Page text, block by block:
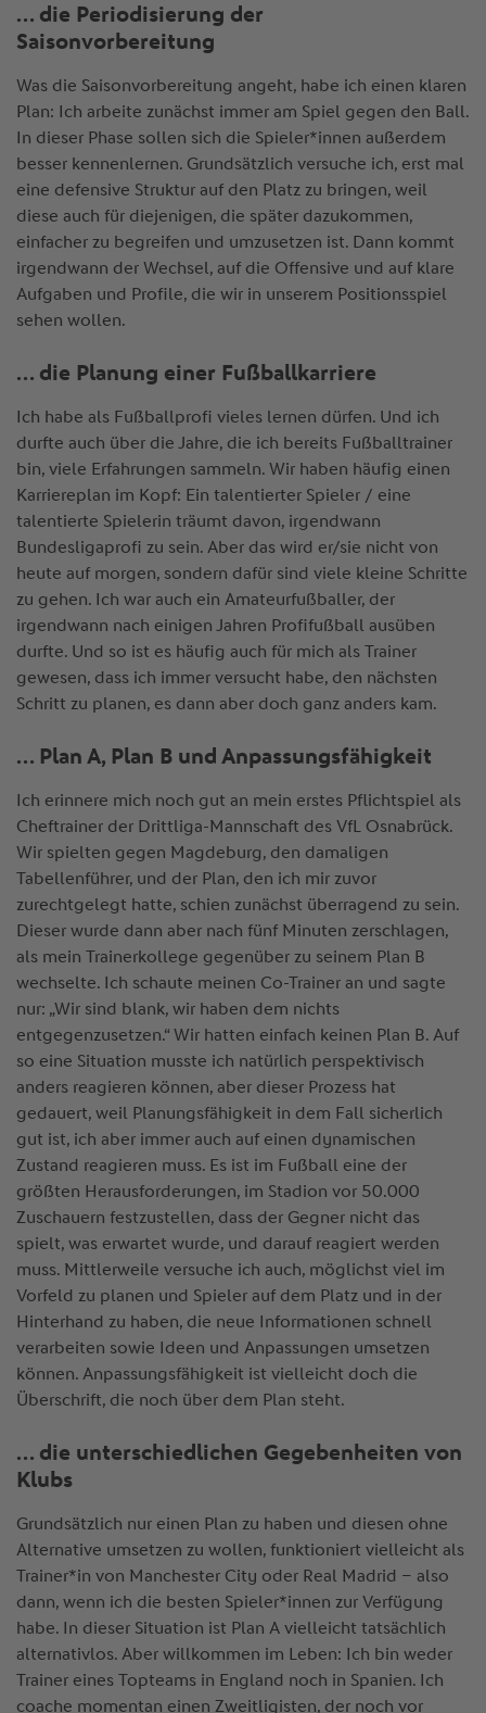
… die Periodisierung der
Saisonvorbereitung
Was die Saisonvorbereitung angeht, habe ich einen klaren
Plan: Ich arbeite zunächst immer am Spiel gegen den Ball.
In dieser Phase sollen sich die Spieler*innen außerdem
besser kennenlernen. Grundsätzlich versuche ich, erst mal
eine defensive Struktur auf den Platz zu bringen, weil
diese auch für diejenigen, die später dazukommen,
einfacher zu begreifen und umzusetzen ist. Dann kommt
irgendwann der Wechsel, auf die Offensive und auf klare
Aufgaben und Profile, die wir in unserem Positionsspiel
sehen wollen.
… die Planung einer Fußballkarriere
Ich habe als Fußballprofi vieles lernen dürfen. Und ich
durfte auch über die Jahre, die ich bereits Fußballtrainer
bin, viele Erfahrungen sammeln. Wir haben häufig einen
Karriereplan im Kopf: Ein talentierter Spieler / eine
talentierte Spielerin träumt davon, irgendwann
Bundesligaprofi zu sein. Aber das wird er/sie nicht von
heute auf morgen, sondern dafür sind viele kleine Schritte
zu gehen. Ich war auch ein Amateurfußballer, der
irgendwann nach einigen Jahren Profifußball ausüben
durfte. Und so ist es häufig auch für mich als Trainer
gewesen, dass ich immer versucht habe, den nächsten
Schritt zu planen, es dann aber doch ganz anders kam.
… Plan A, Plan B und Anpassungsfähigkeit
Ich erinnere mich noch gut an mein erstes Pflichtspiel als
Cheftrainer der Drittliga-Mannschaft des VfL Osnabrück.
Wir spielten gegen Magdeburg, den damaligen
Tabellenführer, und der Plan, den ich mir zuvor
zurechtgelegt hatte, schien zunächst überragend zu sein.
Dieser wurde dann aber nach fünf Minuten zerschlagen,
als mein Trainerkollege gegenüber zu seinem Plan B
wechselte. Ich schaute meinen Co-Trainer an und sagte
nur: „Wir sind blank, wir haben dem nichts
entgegenzusetzen.“ Wir hatten einfach keinen Plan B. Auf
so eine Situation musste ich natürlich perspektivisch
anders reagieren können, aber dieser Prozess hat
gedauert, weil Planungsfähigkeit in dem Fall sicherlich
gut ist, ich aber immer auch auf einen dynamischen
Zustand reagieren muss. Es ist im Fußball eine der
größten Herausforderungen, im Stadion vor 50.000
Zuschauern festzustellen, dass der Gegner nicht das
spielt, was erwartet wurde, und darauf reagiert werden
muss. Mittlerweile versuche ich auch, möglichst viel im
Vorfeld zu planen und Spieler auf dem Platz und in der
Hinterhand zu haben, die neue Informationen schnell
verarbeiten sowie Ideen und Anpassungen umsetzen
können. Anpassungsfähigkeit ist vielleicht doch die
Überschrift, die noch über dem Plan steht.
… die unterschiedlichen Gegebenheiten von
Klubs
Grundsätzlich nur einen Plan zu haben und diesen ohne
Alternative umsetzen zu wollen, funktioniert vielleicht als
Trainer*in von Manchester City oder Real Madrid – also
dann, wenn ich die besten Spieler*innen zur Verfügung
habe. In dieser Situation ist Plan A vielleicht tatsächlich
alternativlos. Aber willkommen im Leben: Ich bin weder
Trainer eines Topteams in England noch in Spanien. Ich
coache momentan einen Zweitligisten, der noch vor